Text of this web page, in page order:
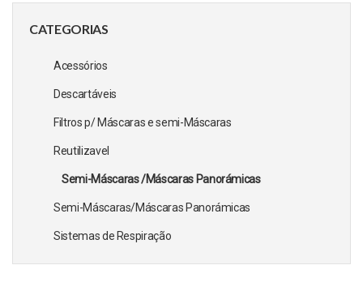
CATEGORIAS
Acessórios
Descartáveis
Filtros p/ Máscaras e semi-Máscaras
Reutilizavel
Semi-Máscaras /Máscaras Panorámicas
Semi-Máscaras/Máscaras Panorámicas
Sistemas de Respiração